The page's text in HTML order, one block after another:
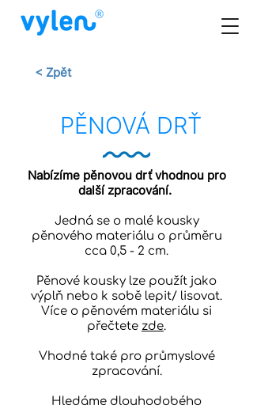
< Zpět
PĚNOVÁ DRŤ
Nabízíme pěnovou drť vhodnou pro
další zpracování.
Jedná se o malé kousky
pěnového materiálu o průměru
cca 0,5 - 2 cm.
Pěnové kousky lze použít jako
výplň nebo k sobě lepit/ lisovat.
Více o pěnovém materiálu si
přečtete zde.
Vhodné také pro průmyslové
zpracování.
Hledáme dlouhodobého